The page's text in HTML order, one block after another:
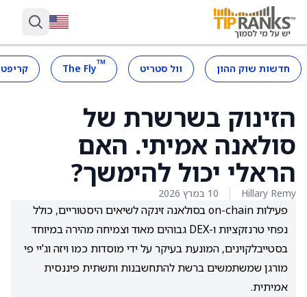
חדשות שוק ההון וול סטריט ™
The Fly
הזינוק בשרשרת של
סולאנה אמיתי. האם
הראלי יכול להימשך?
Hillary Remy 10 במרץ 2026
פעילות on-chain בסולאנה זינקה לשיאים היסטוריים, כולל
נפחי טרנזקציות ו-DEX גבוהים מאוד וצמיחה מהירה במיוחד
בסטייבלקוינים, המונעת בעיקר על ידי מוסדות כמו ויזה וג'יי פי
מורגן שמשתמשים ברשת להתחשבנות ותשתית פיננסית
אמיתית.